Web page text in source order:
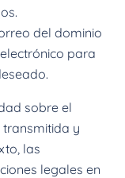
del dominio
para
sobre el
transmitida y
las
legales en